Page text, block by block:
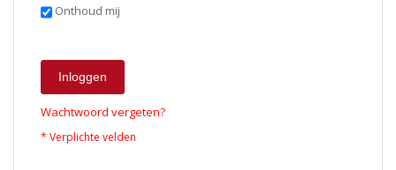
Onthoud mij
Inloggen
Wachtwoord vergeten?